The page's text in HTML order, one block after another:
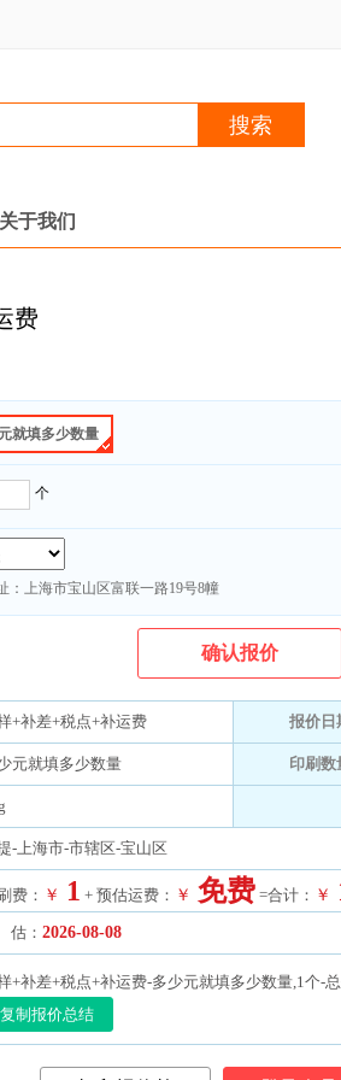
搜索
关于我们
费
就填多少数量
个
：上海市宝山区富联一路19号8幢
确认报价
+补差+税点+补运费 报价日
元就填多少数量 印刷数
-上海市-市辖区-宝山区
费： ￥ 1 + 预估运费： ￥ 免费 =合计： ￥
： 2026-08-08
+补差+税点+补运费-多少元就填多少数量,1个-
复制报价总结